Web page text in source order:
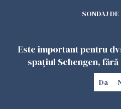
Româncă din Italia,
singuri în casă pentru a
SONDAJ
Este important pentru
spațiul Schengen,
Da